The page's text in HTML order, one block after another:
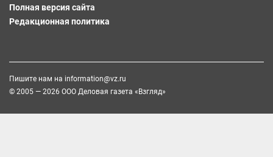
Полная версия сайта
Редакционная политика
Пишите нам на information@vz.ru
© 2005 — 2026 ООО Деловая газета «Взгляд»